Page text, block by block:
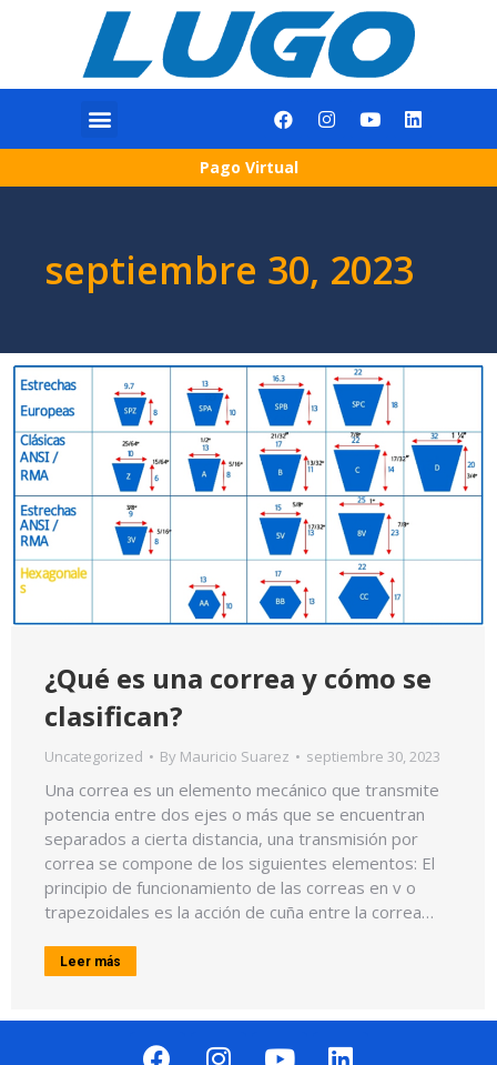
Pago Virtual
septiembre 30, 2023
¿Qué es una correa y cómo se
clasifican?
Uncategorized By Mauricio Suarez septiembre 30, 2023
Una correa es un elemento mecánico que transmite
potencia entre dos ejes o más que se encuentran
separados a cierta distancia, una transmisión por
correa se compone de los siguientes elementos: El
principio de funcionamiento de las correas en v o
trapezoidales es la acción de cuña entre la correa…
Leer más